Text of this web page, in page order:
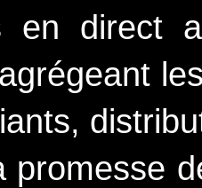
en direct
de